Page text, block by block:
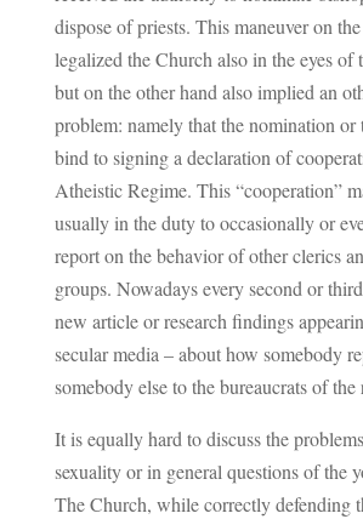
dispose of priests. This maneuver on
legalized the Church also in the eyes of
but on the other hand also implied an
problem: namely that the nomination or
bind to signing a declaration of
Atheistic Regime. This “cooperation”
usually in the duty to occasionally or
report on the behavior of other clerics
groups. Nowadays every second or
new article or research findings
secular media – about how somebody
somebody else to the bureaucrats of the
It is equally hard to discuss the
sexuality or in general questions of the
The Church, while correctly defending